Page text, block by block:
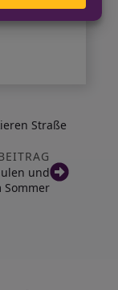
Straße
und
Sommer